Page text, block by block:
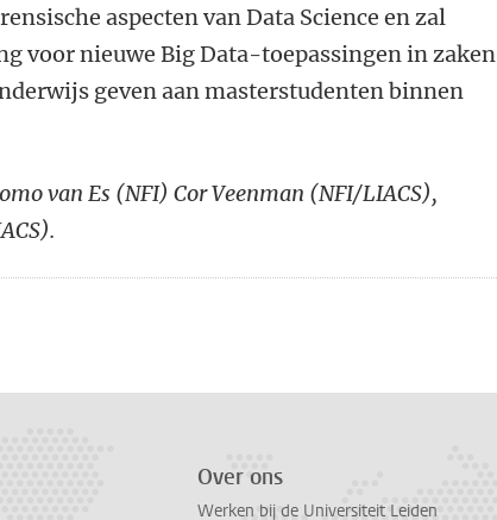
aspecten van Data Science en zal
voor nieuwe Big Data-toepassingen in zaken
geven aan masterstudenten binnen
van Es (NFI) Cor Veenman (NFI/LIACS),
Over ons
Werken bij de Universiteit Leiden